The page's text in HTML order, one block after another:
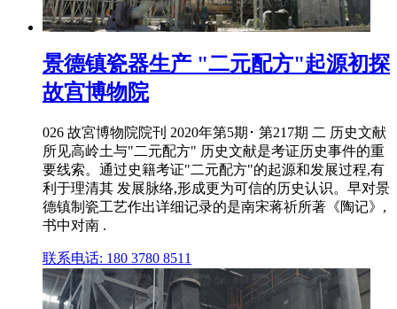
景德镇瓷器生产 "二元配方"起源初探
故宫博物院
026 故宮博物院院刊 2020年第5期･ 第217期 二 历史文献
所见高岭土与"二元配方" 历史文献是考证历史事件的重
要线索。通过史籍考证"二元配方"的起源和发展过程,有
利于理清其 发展脉络,形成更为可信的历史认识。早对景
德镇制瓷工艺作出详细记录的是南宋蒋祈所著《陶记》,
书中对南 .
联系电话: 180 3780 8511